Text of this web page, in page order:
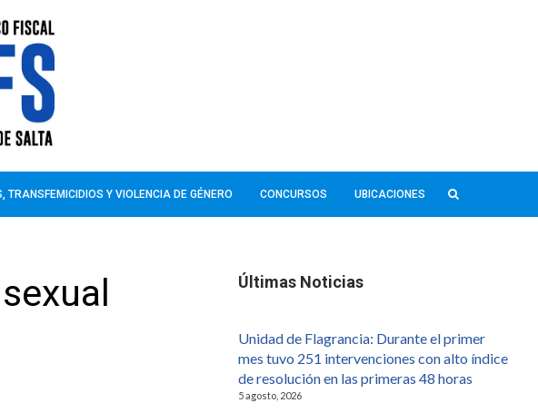
TRANSFEMICIDIOS Y VIOLENCIA DE GÉNERO CONCURSOS UBICACIONES
Últimas Noticias
Unidad de Flagrancia: Durante el primer
mes tuvo 251 intervenciones con alto índice
de resolución en las primeras 48 horas
5 agosto, 2026